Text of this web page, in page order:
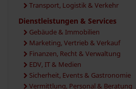
Transport, Logistik & Verkehr
Dienstleistungen & Services
Gebäude & Immobilien
Marketing, Vertrieb & Verkauf
Finanzen, Recht & Verwaltung
EDV, IT & Medien
Sicherheit, Events & Gastronomie
Vermittlung, Personal & Beratung